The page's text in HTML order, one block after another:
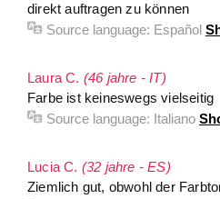
direkt auftragen zu können
Source language: Español
Laura C. (46 jahre - IT)
Farbe ist keineswegs vielseitig
Source language: Italiano
Lucia C. (32 jahre - ES)
Ziemlich gut, obwohl der